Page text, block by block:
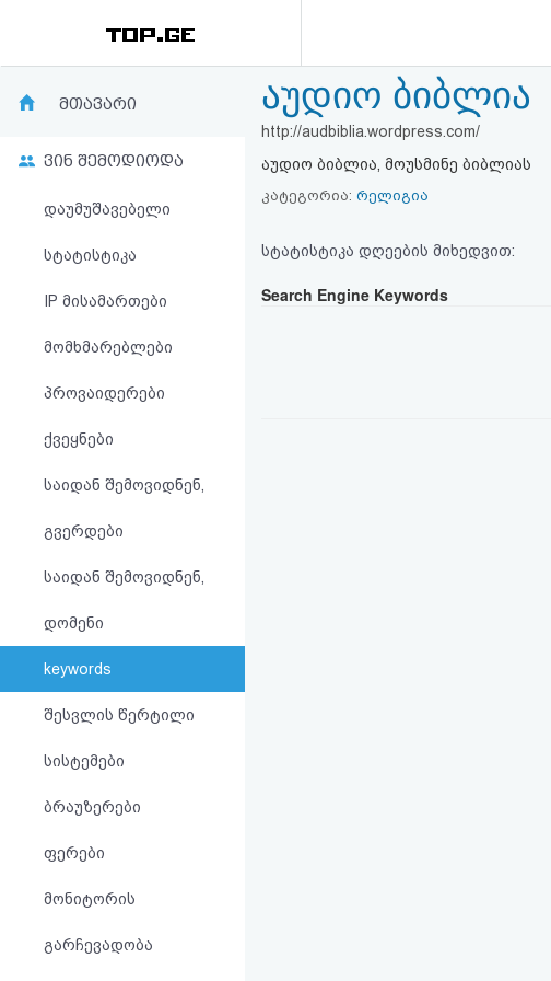
რეიტინგი
კითხვა-
პასუხი
ავტორიზაცია
რეგისტრაცია
სალიცენზიო
შეთანხმება
მთავარი
ვინ შემოდიოდა
დაუმუშავებელი
სტატისტიკა
IP მისამართები
მომხმარებლები
პროვაიდერები
ქვეყნები
საიდან შემოვიდნენ,
გვერდები
საიდან შემოვიდნენ,
დომენი
keywords
შესვლის წერტილი
სისტემები
ბრაუზერები
ფერები
მონიტორის
გარჩევადობა
აუდიო ბიბლია
http://audbiblia.wordpress.com/
აუდიო ბიბლია, მოუსმინე ბიბლიას
კატეგორია: რელიგია
სტატისტიკა დღეების მიხედვით:
Search Engine Keywords